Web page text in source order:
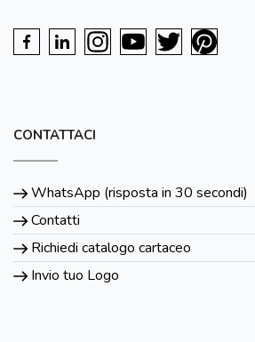
CONTATTACI
WhatsApp (risposta in 30 secondi)
Contatti
Richiedi catalogo cartaceo
Invio tuo Logo